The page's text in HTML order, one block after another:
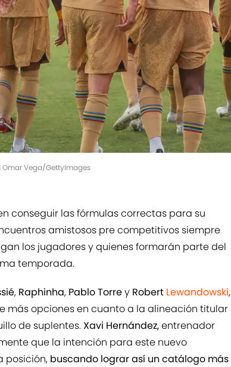
Vega/GettyImages
conseguir las fórmulas correctas para su
amistosos pre competitivos siempre
los jugadores y quienes formarán parte del
temporada.
, Raphinha, Pablo Torrey Robert Lewandowski,
más opciones en cuanto a la alineación titular
de suplentes. Xavi Hernández,entrenador
que la intención para este nuevo
posición, buscando lograr así un catálogo más